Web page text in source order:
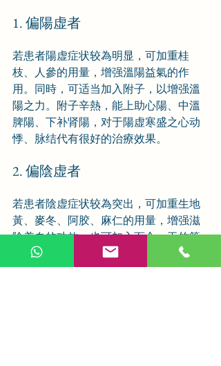
1. 偏陽虚者
若患者陽虚症状较為明显，可加重桂
枝、人參的用量，增强溫陽益氣的作
用。同時，可适当加入附子，以增强溫
陽之力。附子辛熱，能上助心陽、中溫
脾陽、下补肾陽，对于陽虚寒盛之心动
悸、脉结代有很好的治療效果。
2. 偏陰虚者
若患者陰虚症状较為突出，可加重生地
黃、麥冬、阿胶、麻仁的用量，增强滋
陰养血的功效。也可加入百合、玉竹等
滋陰润肺之品，以滋养肺陰，缓解因陰
虚导致的咳嗽、咽干等症状。